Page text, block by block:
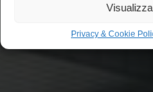
Privacy & Cookie